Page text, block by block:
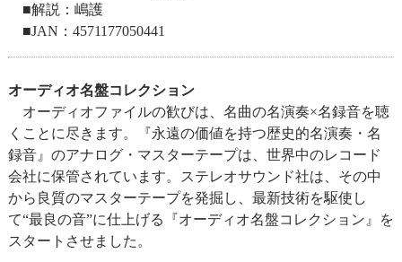
■解説：嶋護
■JAN：4571177050441
オーディオ名盤コレクション
オーディオファイルの歓びは、名曲の名演奏×名録音を聴
くことに尽きます。『永遠の価値を持つ歴史的名演奏・名
録音』のアナログ・マスターテープは、世界中のレコード
会社に保管されています。ステレオサウンド社は、その中
から良質のマスターテープを発掘し、最新技術を駆使し
て“最良の音”に仕上げる『オーディオ名盤コレクション』を
スタートさせました。